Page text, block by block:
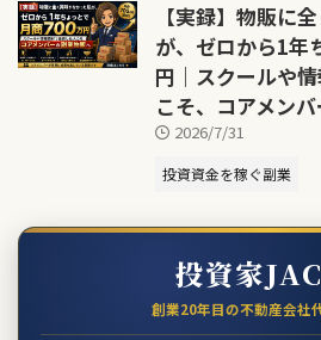
【実録】物販に
が、ゼロから1年
円｜スクールや
こそ、コアメン
2026/7/31
投資資金を稼ぐ副業
投資家
創業20年目の不動産会社